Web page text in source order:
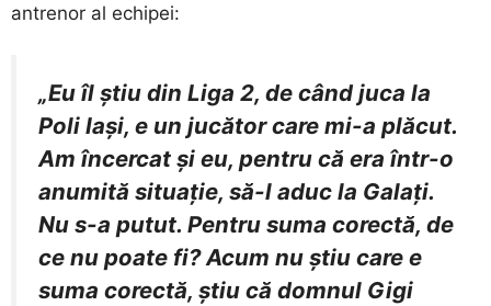
antrenor al echipei:
„Eu îl știu din Liga 2, de când juca la
Poli Iași, e un jucător care mi-a plăcut.
Am încercat și eu, pentru că era într-o
anumită situație, să-l aduc la Galați.
Nu s-a putut. Pentru suma corectă, de
ce nu poate fi? Acum nu știu care e
suma corectă, știu că domnul Gigi